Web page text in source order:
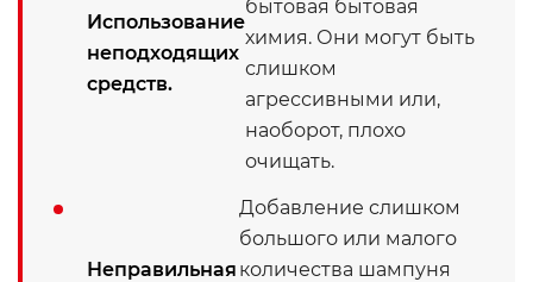
Использование
неподходящих
средств.
бытовая бытовая
химия. Они могут быть
слишком
агрессивными или,
наоборот, плохо
очищать.
Неправильная
Добавление слишком
большого или малого
количества шампуня